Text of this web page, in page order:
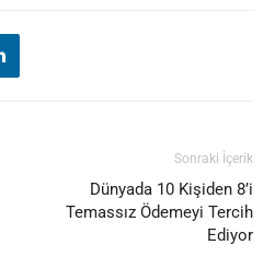
Sonraki İçerik
Dünyada 10 Kişiden 8’i
Temassız Ödemeyi Tercih
Ediyor